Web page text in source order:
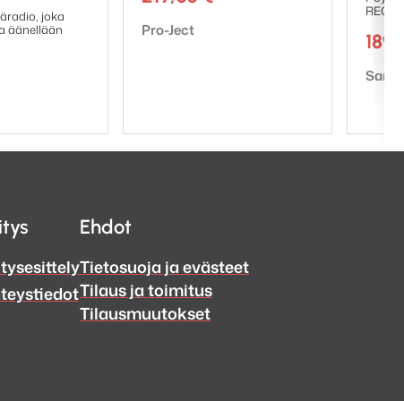
R1 Mk4 tuo äänen,
joka
äänellään
Tuotemerkki:
Pro-Ject
REC-
Ehdot
Tietosuoja ja evästeet
Tilaus ja toimitus
Tilausmuutokset